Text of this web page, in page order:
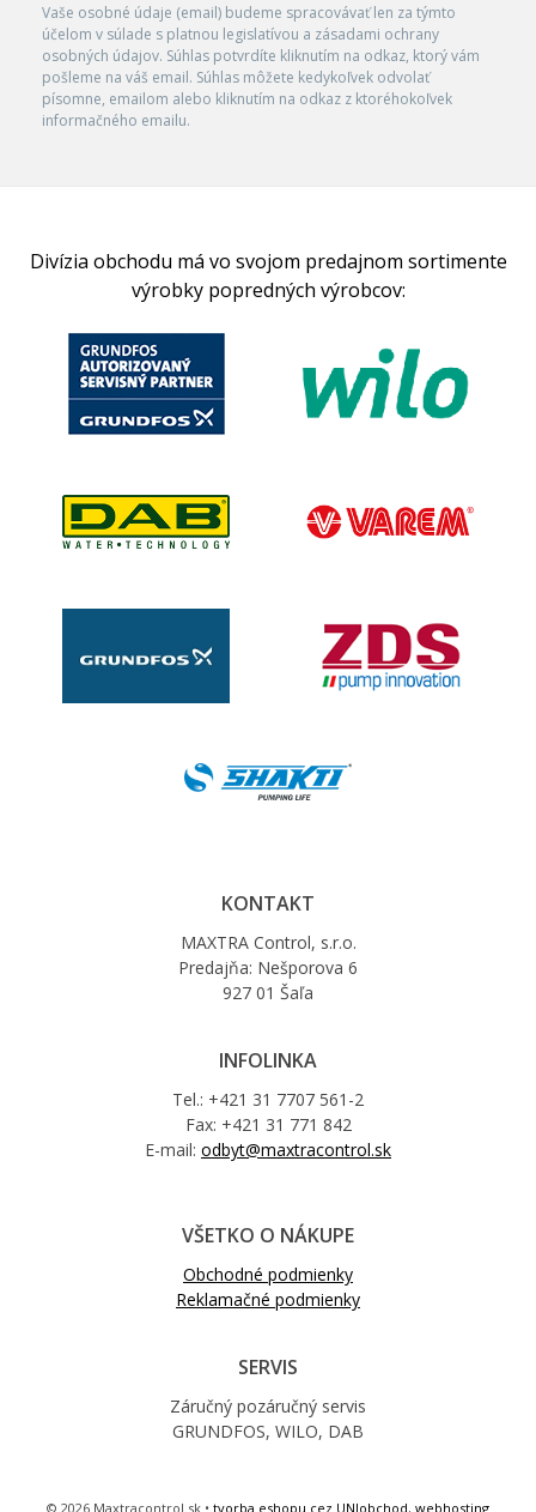
Vaše osobné údaje (email) budeme spracovávať len za týmto
účelom v súlade s platnou legislatívou a zásadami ochrany
osobných údajov. Súhlas potvrdíte kliknutím na odkaz, ktorý vám
pošleme na váš email. Súhlas môžete kedykoľvek odvolať
písomne, emailom alebo kliknutím na odkaz z ktoréhokoľvek
informačného emailu.
Divízia obchodu má vo svojom predajnom sortimente
výrobky popredných výrobcov:
KONTAKT
MAXTRA Control, s.r.o.
Predajňa: Nešporova 6
927 01 Šaľa
INFOLINKA
Tel.: +421 31 7707 561-2
Fax: +421 31 771 842
E-mail: odbyt@maxtracontrol.sk
VŠETKO O NÁKUPE
Obchodné podmienky
Reklamačné podmienky
SERVIS
Záručný pozáručný servis
GRUNDFOS, WILO, DAB
© 2026 Maxtracontrol.sk • tvorba eshopu cez UNIobchod, webhosting